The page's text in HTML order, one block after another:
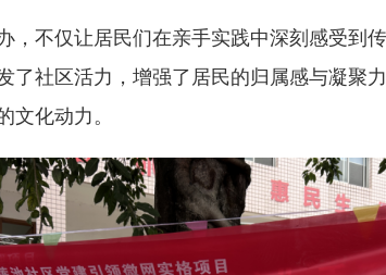
，不仅让居民们在亲手实践中深刻感受到
了社区活力，增强了居民的归属感与凝聚
文化动力。